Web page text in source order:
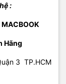
:
Hãng
3 TP.HCM